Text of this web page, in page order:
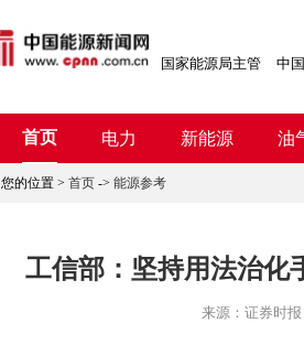
国家能源局主管 中
首页 电力 新能源 油
您的位置 > 首页 -> 能源参考
工信部：坚持用法治化
来源： 证券时报